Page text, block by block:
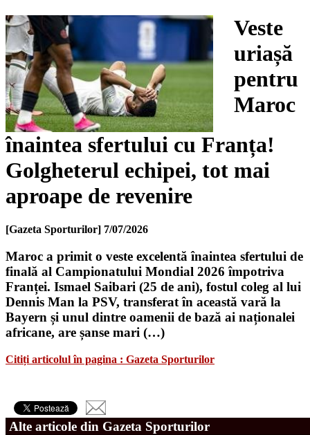
Veste
uriașă
pentru
Maroc
înaintea sfertului cu Franța!
Golgheterul echipei, tot mai
aproape de revenire
[Gazeta Sporturilor] 7/07/2026
Maroc a primit o veste excelentă înaintea sfertului de
finală al Campionatului Mondial 2026 împotriva
Franței. Ismael Saibari (25 de ani), fostul coleg al lui
Dennis Man la PSV, transferat în această vară la
Bayern și unul dintre oamenii de bază ai naționalei
africane, are șanse mari (…)
Citiți articolul în pagina : Gazeta Sporturilor
Alte articole din Gazeta Sporturilor